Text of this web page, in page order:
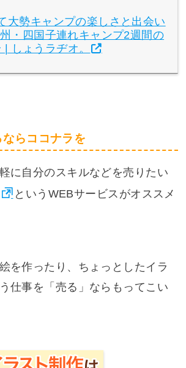
大勢キャンプの楽しさと出会い
・四国子連れキャンプ2週間の
しょうラヂオ。
らココナラを
に自分のスキルなどを売りたい
というWEBサービスがオススメ
を作ったり、ちょっとしたイラ
仕事を「売る」ならもってこい